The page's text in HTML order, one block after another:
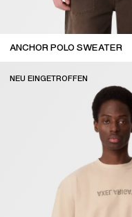
ANCHOR POLO SWEATER
NEU EINGETROFFEN